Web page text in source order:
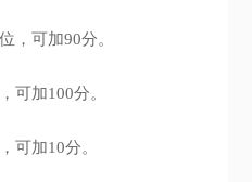
可加90分。
加100分。
加10分。